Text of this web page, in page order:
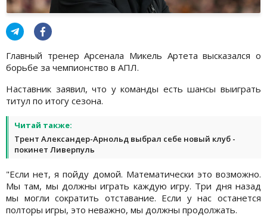
Главный тренер Арсенала Микель Артета высказался о
борьбе за чемпионство в АПЛ.
Наставник заявил, что у команды есть шансы выиграть
титул по итогу сезона.
Читай также:
Трент Александер-Арнольд выбрал себе новый клуб -
покинет Ливерпуль
"Если нет, я пойду домой. Математически это возможно.
Мы там, мы должны играть каждую игру. Три дня назад
мы могли сократить отставание. Если у нас останется
полторы игры, это неважно, мы должны продолжать.